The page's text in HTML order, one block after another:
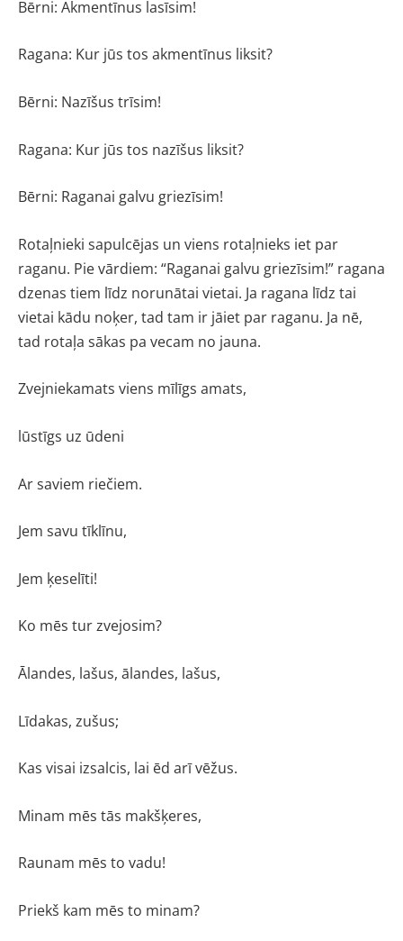
Bērni: Akmentīnus lasīsim!
Ragana: Kur jūs tos akmentīnus liksit?
Bērni: Nazīšus trīsim!
Ragana: Kur jūs tos nazīšus liksit?
Bērni: Raganai galvu griezīsim!
Rotaļnieki sapulcējas un viens rotaļnieks iet par
raganu. Pie vārdiem: “Raganai galvu griezīsim!” ragana
dzenas tiem līdz norunātai vietai. Ja ragana līdz tai
vietai kādu noķer, tad tam ir jāiet par raganu. Ja nē,
tad rotaļa sākas pa vecam no jauna.
Zvejniekamats viens mīlīgs amats,
lūstīgs uz ūdeni
Ar saviem riečiem.
Jem savu tīklīnu,
Jem ķeselīti!
Ko mēs tur zvejosim?
Ālandes, lašus, ālandes, lašus,
Līdakas, zušus;
Kas visai izsalcis, lai ēd arī vēžus.
Minam mēs tās makšķeres,
Raunam mēs to vadu!
Priekš kam mēs to minam?